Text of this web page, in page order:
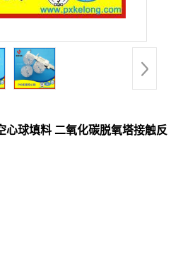
心球填料 二氧化碳脱氧塔接触反